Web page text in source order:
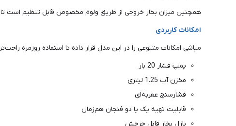
همچنین میزان بخار خروجی از طریق ولوم مخصوص قابل تنظیم است تا
امکانات کاربردی
مباشی امکانات متنوعی را در این مدل قرار داده تا استفاده روزمره
پمپ فشار 20 بار
مخزن آب 1.25 لیتری
فشارسنج عقربه‌ای
قابلیت تهیه یک یا دو فنجان هم‌زمان
نازل بخار قابل چرخش